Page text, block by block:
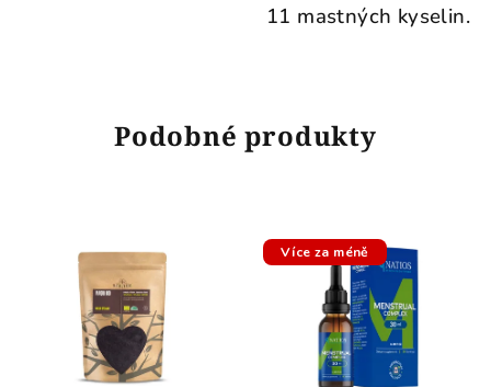
11 mastných kyselin.
Podobné produkty
Více za méně